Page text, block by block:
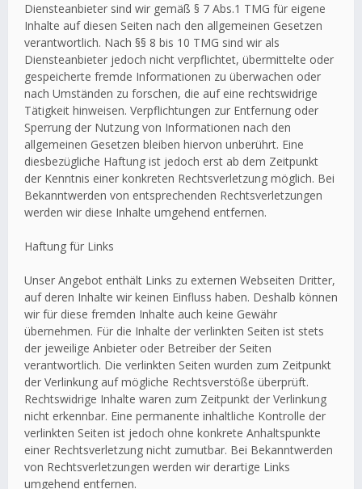
Diensteanbieter sind wir gemäß § 7 Abs.1 TMG für eigene
Inhalte auf diesen Seiten nach den allgemeinen Gesetzen
verantwortlich. Nach §§ 8 bis 10 TMG sind wir als
Diensteanbieter jedoch nicht verpflichtet, übermittelte oder
gespeicherte fremde Informationen zu überwachen oder
nach Umständen zu forschen, die auf eine rechtswidrige
Tätigkeit hinweisen. Verpflichtungen zur Entfernung oder
Sperrung der Nutzung von Informationen nach den
allgemeinen Gesetzen bleiben hiervon unberührt. Eine
diesbezügliche Haftung ist jedoch erst ab dem Zeitpunkt
der Kenntnis einer konkreten Rechtsverletzung möglich. Bei
Bekanntwerden von entsprechenden Rechtsverletzungen
werden wir diese Inhalte umgehend entfernen.
Haftung für Links
Unser Angebot enthält Links zu externen Webseiten Dritter,
auf deren Inhalte wir keinen Einfluss haben. Deshalb können
wir für diese fremden Inhalte auch keine Gewähr
übernehmen. Für die Inhalte der verlinkten Seiten ist stets
der jeweilige Anbieter oder Betreiber der Seiten
verantwortlich. Die verlinkten Seiten wurden zum Zeitpunkt
der Verlinkung auf mögliche Rechtsverstöße überprüft.
Rechtswidrige Inhalte waren zum Zeitpunkt der Verlinkung
nicht erkennbar. Eine permanente inhaltliche Kontrolle der
verlinkten Seiten ist jedoch ohne konkrete Anhaltspunkte
einer Rechtsverletzung nicht zumutbar. Bei Bekanntwerden
von Rechtsverletzungen werden wir derartige Links
umgehend entfernen.